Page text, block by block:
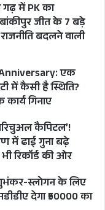
प्रायोगिक तौर
का यह संशोधित
निर्वाचन
तो यह प्रवासियों
आने की क्षमता
रहने में मददगार
जैसे कि उनके
प्रवास क्षेत्र के
से पर्याप्त जुड़ाव न
में PK का
बांकीपुर जीत के 7 बड़े
बदलने वाली
एक
में कैसी है स्थिति?
गिनाए
कैपिटल’!
में ढाई गुना बढ़े
भी रिकॉर्ड की ओर
स्लोगन के लिए
देगा ₹50000 का